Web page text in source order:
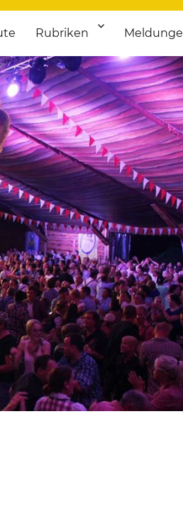
für
von Kultur bis Sport, von Theater bis
Rubriken